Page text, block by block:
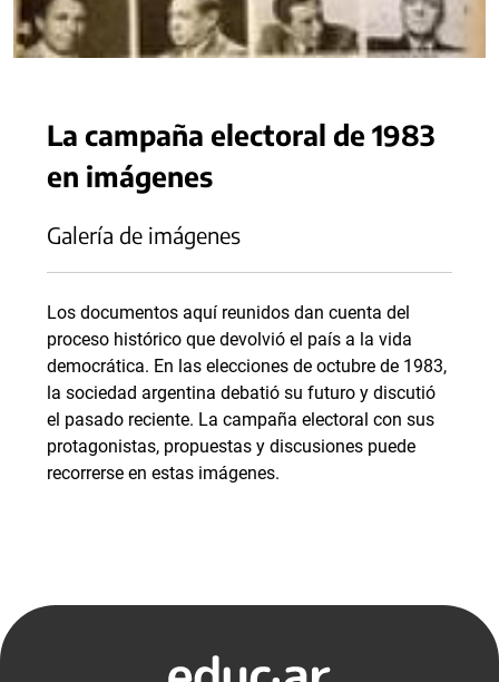
La campaña electoral de 1983
en imágenes
Galería de imágenes
Los documentos aquí reunidos dan cuenta del
proceso histórico que devolvió el país a la vida
democrática. En las elecciones de octubre de 1983,
la sociedad argentina debatió su futuro y discutió
el pasado reciente. La campaña electoral con sus
protagonistas, propuestas y discusiones puede
recorrerse en estas imágenes.